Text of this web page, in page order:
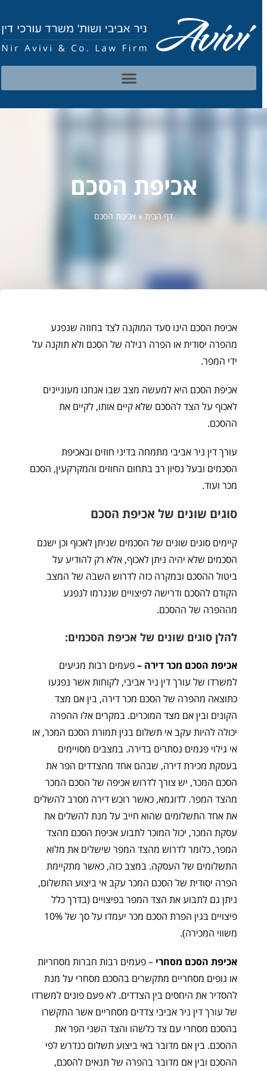
אכיפת הסכם
דף הבית» אכיפת הסכם
אכיפת הסכם הינו סעד המוקנה לצד בחוזה שנפגע
מהפרה יסודית או הפרה רגילה של הסכם ולא תוקנה על
ידי המפר.
אכיפת הסכם היא למעשה מצב שבו אנחנו מעוניינים
לאכוף על הצד להסכם שלא קיים אותו, לקיים את
ההסכם.
עורך דין ניר אביבי מתמחה בדיני חוזים ובאכיפת
הסכמים ובעל נסיון רב בתחום החוזים והמקרקעין, הסכם
מכר ועוד.
סוגים שונים של אכיפת הסכם
קיימים סוגים שונים של הסכמים שניתן לאכוף וכן ישנם
הסכמים שלא יהיה ניתן לאכוף, אלא רק להודיע על
ביטול ההסכם ובמקרה כזה לדרוש השבה של המצב
הקודם להסכם ודרישה לפיצויים שנגרמו לנפגע
מההפרה של ההסכם.
להלן סוגים שונים של אכיפת הסכמים:
אכיפת הסכם מכר דירה –פעמים רבות מגיעים
למשרדו של עורך דין ניר אביבי, לקוחות אשר נפגעו
כתוצאה מהפרה של הסכם מכר דירה, בין אם מצד
הקונים ובין אם מצד המוכרים. במקרים אלו ההפרה
יכולה להיות עקב אי תשלום בגין תמורת הסכם המכר, או
אי גילוי פגמים נסתרים בדירה. במצבים מסויימים
בעסקת מכירת דירה, שבהם אחד מהצדדים הפר את
הסכם המכר, יש צורך לדרוש אכיפה של הסכם המכר
מהצד המפר. לדוגמא, כאשר רוכש דירה מסרב להשלים
את אחד התשלומים שהוא חייב על מנת להשלים את
עסקת המכר, יכול המוכר לתבוע אכיפת הסכם מהצד
המפר, כלומר לדרוש מהצד המפר שישלים את מלוא
התשלומים של העסקה. במצב כזה, כאשר מתקיימת
הפרה יסודית של הסכם המכר עקב אי ביצוע התשלום,
ניתן גם לתבוע את הצד המפר בפיצויים (בדרך כלל
פיצויים בגין הפרת הסכם מכר יעמדו על סך של 10%
משווי המכירה).
אכיפת הסכם מסחרי– פעמים רבות חברות מסחריות
או גופים מסחריים מתקשרים בהסכם מסחרי על מנת
להסדיר את היחסים בין הצדדים. לא פעם פונים למשרדו
של עורך דין ניר אביבי צדדים מסחריים אשר התקשרו
בהסכם מסחרי עם צד כלשהו והצד השני הפר את
ההסכם. בין אם מדובר באי ביצוע תשלום כנדרש לפי
ההסכם ובין אם מדובר בהפרה של תנאים להסכם,